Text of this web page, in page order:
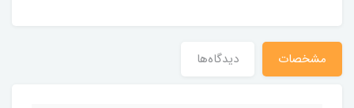
مشخصات دیدگاه‌ها